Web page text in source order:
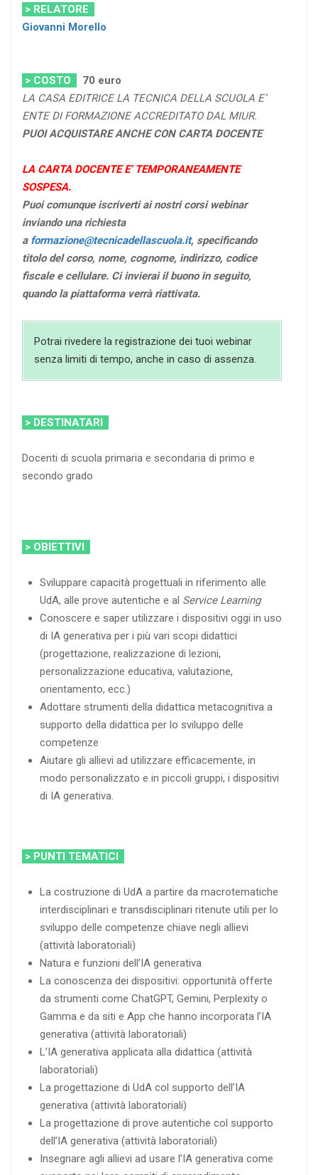
> RELATORE
Giovanni Morello
> COSTO 70 euro
LA CASA EDITRICE LA TECNICA DELLA SCUOLA E’
ENTE DI FORMAZIONE ACCREDITATO DAL MIUR.
PUOI ACQUISTARE ANCHE CON CARTA DOCENTE
LA CARTA DOCENTE E’ TEMPORANEAMENTE
SOSPESA.
Puoi comunque iscriverti ai nostri corsi webinar
inviando una richiesta
a formazione@tecnicadellascuola.it, specificando
titolo del corso, nome, cognome, indirizzo, codice
fiscale e cellulare. Ci invierai il buono in seguito,
quando la piattaforma verrà riattivata.
Potrai rivedere la registrazione dei tuoi webinar
senza limiti di tempo, anche in caso di assenza.
> DESTINATARI
Docenti di scuola primaria e secondaria di primo e
secondo grado
> OBIETTIVI
Sviluppare capacità progettuali in riferimento alle
UdA, alle prove autentiche e al Service Learning
Conoscere e saper utilizzare i dispositivi oggi in uso
di IA generativa per i più vari scopi didattici
(progettazione, realizzazione di lezioni,
personalizzazione educativa, valutazione,
orientamento, ecc.)
Adottare strumenti della didattica metacognitiva a
supporto della didattica per lo sviluppo delle
competenze
Aiutare gli allievi ad utilizzare efficacemente, in
modo personalizzato e in piccoli gruppi, i dispositivi
di IA generativa.
> PUNTI TEMATICI
La costruzione di UdA a partire da macrotematiche
interdisciplinari e transdisciplinari ritenute utili per lo
sviluppo delle competenze chiave negli allievi
(attività laboratoriali)
Natura e funzioni dell’IA generativa
La conoscenza dei dispositivi: opportunità offerte
da strumenti come ChatGPT, Gemini, Perplexity o
Gamma e da siti e App che hanno incorporata l’IA
generativa (attività laboratoriali)
L’IA generativa applicata alla didattica (attività
laboratoriali)
La progettazione di UdA col supporto dell’IA
generativa (attività laboratoriali)
La progettazione di prove autentiche col supporto
dell’IA generativa (attività laboratoriali)
Insegnare agli allievi ad usare l’IA generativa come